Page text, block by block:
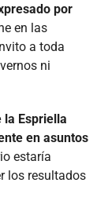
por
en las
a toda
ni
la Espriella
en asuntos
estaría
los resultados